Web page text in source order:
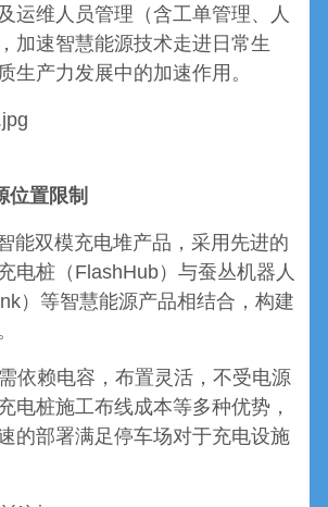
运维人员管理（含工单管理、人
加速智慧能源技术走进日常生
产力发展中的加速作用。
位置限制
能双模充电堆产品，采用先进的
电桩（FlashHub）与蚕丛机器人
）等智慧能源产品相结合，构建
依赖电容，布置灵活，不受电源
电桩施工布线成本等多种优势，
的部署满足停车场对于充电设施